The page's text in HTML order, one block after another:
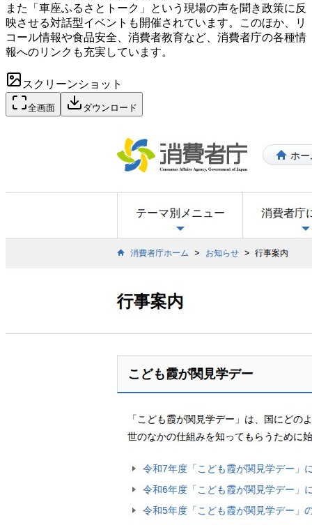
また「車座ふるさとトーク」という現場の声を聞き政策に反
映させる対話型イベントも開催されています。このほか、リ
コール情報や食品安全、消費者教育など、消費者庁の各種情
報へのリンクも充実しています。
スクリーンショット
全画面 ダウンロード